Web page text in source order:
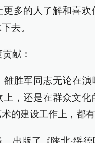
更多的人了解和喜欢
去。
献：
雒胜军同志无论在
上，还是在群众文化
的建设工作上，都有
、出版了《陕北·绥